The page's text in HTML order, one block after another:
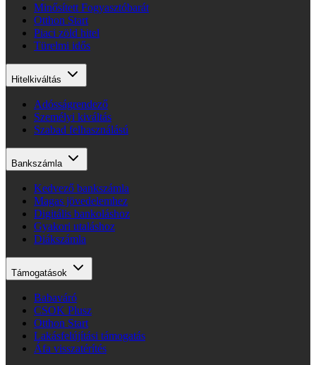
Minősített Fogyasztóbarát
Otthon Start
Piaci zöld hitel
Türelmi idős
Hitelkiváltás
Adósságrendező
Személyi kiváltás
Szabad felhasználású
Bankszámla
Kedvező bankszámla
Magas jövedelemhez
Digitális bankoláshoz
Gyakori utaláshoz
Diákszámla
Támogatások
Babaváró
CSOK Plusz
Otthon Start
Lakásfelújítási támogatás
Áfa visszatérítés